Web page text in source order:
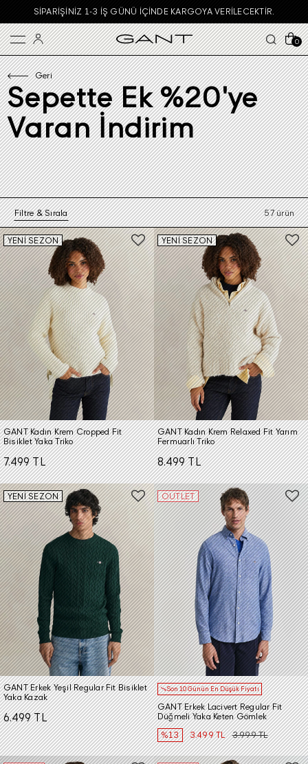
KARGOYA VERILECEKTIR. GARANTI BBVA
0
Geri
Sepette Ek %20'ye
Varan İndirim
Filtre & Sırala 57 ürün
YENİ SEZON
GANT Kadın Krem Cropped Fit
Bisiklet Yaka Triko
7.499 TL
YENİ SEZON
GANT Kadın Krem Relaxed Fit Yarım
Fermuarlı Triko
8.499 TL
YENİ SEZON
GANT Erkek Yeşil Regular Fit Bisiklet
Yaka Kazak
6.499 TL
OUTLET
Son 10 Günün En Düşük Fiyatı
GANT Erkek Lacivert Regular Fit
Düğmeli Yaka Keten Gömlek
%13
3.499 TL 3.999 TL